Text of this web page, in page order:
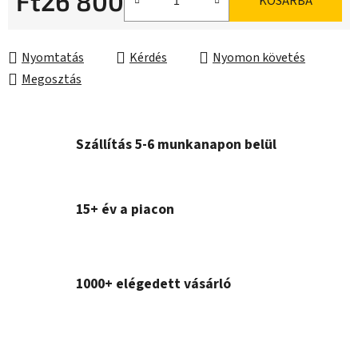
Nyomtatás Kérdés
Nyomon követés
Megosztás
Szállítás 5-6 munkanapon belül
15+ év a piacon
1000+ elégedett vásárló